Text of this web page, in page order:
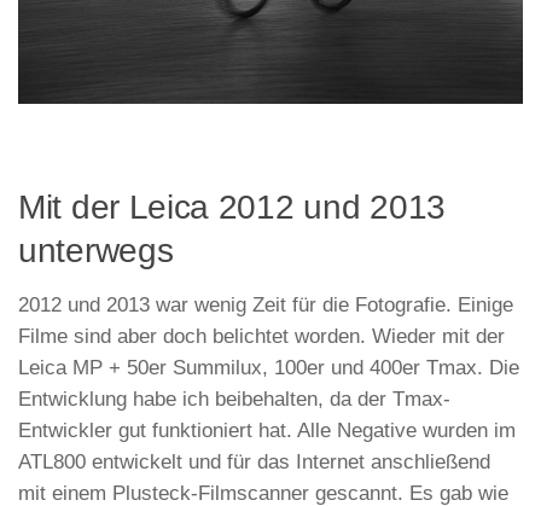
Mit der Leica 2012 und 2013
unterwegs
2012 und 2013 war wenig Zeit für die Fotografie. Einige
Filme sind aber doch belichtet worden. Wieder mit der
Leica MP + 50er Summilux, 100er und 400er Tmax. Die
Entwicklung habe ich beibehalten, da der Tmax-
Entwickler gut funktioniert hat. Alle Negative wurden im
ATL800 entwickelt und für das Internet anschließend
mit einem Plusteck-Filmscanner gescannt. Es gab wie